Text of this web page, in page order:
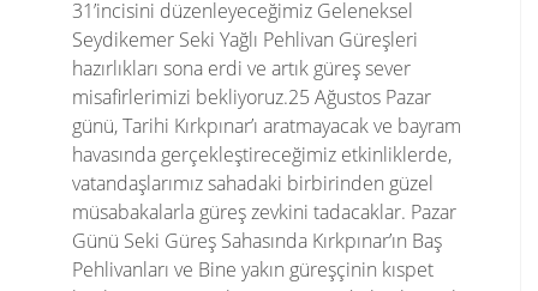
31’incisini düzenleyeceğimiz Geleneksel
Seydikemer Seki Yağlı Pehlivan Güreşleri
hazırlıkları sona erdi ve artık güreş sever
misafirlerimizi bekliyoruz.25 Ağustos Pazar
günü, Tarihi Kırkpınar’ı aratmayacak ve bayram
havasında gerçekleştireceğimiz etkinliklerde,
vatandaşlarımız sahadaki birbirinden güzel
müsabakalarla güreş zevkini tadacaklar. Pazar
Günü Seki Güreş Sahasında Kırkpınar’ın Baş
Pehlivanları ve Bine yakın güreşçinin kıspet